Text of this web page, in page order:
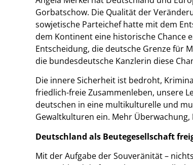
Gorbatschow. Die Qualität der
sowjetische Parteichef hatte mit dem
dem Kontinent eine historische Chance
Entscheidung, die deutsche Grenze für
die bundesdeutsche Kanzlerin diese
Die innere Sicherheit ist bedroht,
friedlich-freie Zusammenleben, unsere
deutschen in eine multikulturelle und
Gewaltkulturen ein. Mehr
Deutschland als Beutegesellschaft
Mit der Aufgabe der Souveränität –